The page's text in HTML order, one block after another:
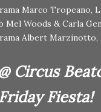
Marco Tropeano,
Mel Woods & Carla
Albert
Circus
Fiesta!